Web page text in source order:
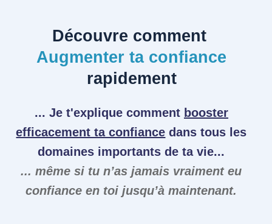
Découvre comment
Augmenter ta confiance
rapidement
... Je t'explique comment booster
efficacement ta confiance dans tous les
domaines importants de ta vie...
... même si tu n’as jamais vraiment eu
confiance en toi jusqu’à maintenant.